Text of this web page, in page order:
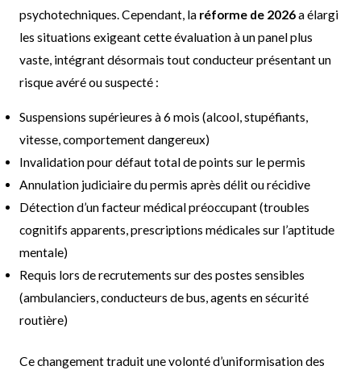
psychotechniques. Cependant, la réforme de 2026a élargi
les situations exigeant cette évaluation à un panel plus
vaste, intégrant désormais tout conducteur présentant un
risque avéré ou suspecté :
Suspensions supérieures à 6 mois (alcool, stupéfiants,
vitesse, comportement dangereux)
Invalidation pour défaut total de points sur le permis
Annulation judiciaire du permis après délit ou récidive
Détection d’un facteur médical préoccupant (troubles
cognitifs apparents, prescriptions médicales sur l’aptitude
mentale)
Requis lors de recrutements sur des postes sensibles
(ambulanciers, conducteurs de bus, agents en sécurité
routière)
Ce changement traduit une volonté d’uniformisation des